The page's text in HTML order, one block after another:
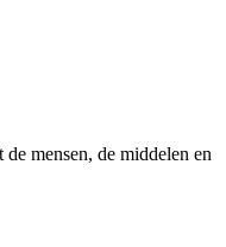
mensen, de middelen en